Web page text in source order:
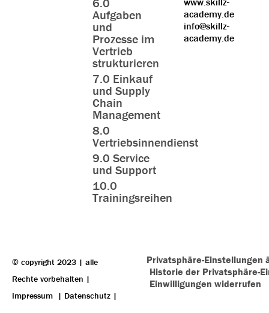
Aufgaben
und
Prozesse im
Vertrieb
strukturieren
7.0 Einkauf
und Supply
Chain
Management
8.0
Vertriebsinnendienst
9.0 Service
und Support
10.0
Trainingsreihen
academy.de
info@skillz-
academy.de
© copyright 2023 | alle
Rechte vorbehalten |
Impressum | Datenschutz |
Privatsphäre-Einstellungen
Historie der Privatsphäre-
Einwilligungen widerrufen